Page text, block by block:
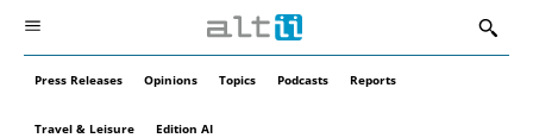
Press Releases Opinions Topics Podcasts Reports
Travel & Leisure Edition AI